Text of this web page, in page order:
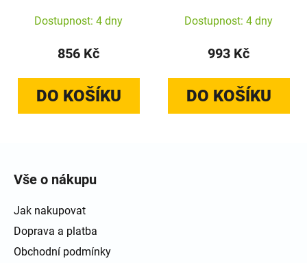
Dostupnost: 4 dny
856 Kč
DO KOŠÍKU
Dostupnost: 4 dny
993 Kč
DO KOŠÍKU
Vše o nákupu
Jak nakupovat
Doprava a platba
Obchodní podmínky